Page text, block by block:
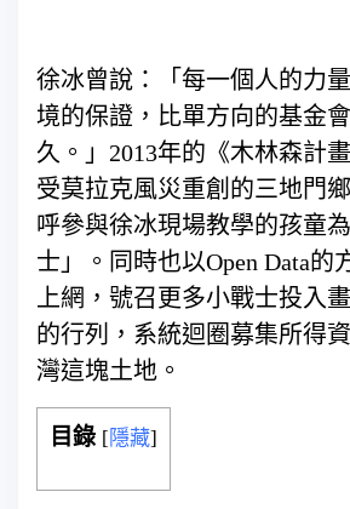
徐冰曾說：「每一個人的力
境的保證，比單方向的基金
久。」2013年的《木林森計
受莫拉克風災重創的三地門
呼參與徐冰現場教學的孩童
士」。同時也以Open Data的
上網，號召更多小戰士投入
的行列，系統迴圈募集所得
灣這塊土地。
目錄 [ 隱藏]